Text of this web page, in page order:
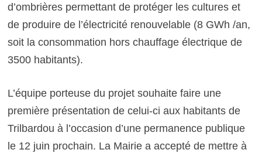
d’ombrières permettant de protéger les cultures et
de produire de l’électricité renouvelable (8 GWh /an,
soit la consommation hors chauffage électrique de
3500 habitants).
L’équipe porteuse du projet souhaite faire une
première présentation de celui-ci aux habitants de
Trilbardou à l’occasion d’une permanence publique
le 12 juin prochain. La Mairie a accepté de mettre à